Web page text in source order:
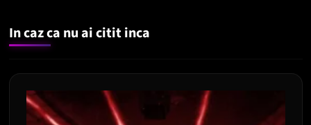
In caz ca nu ai citit inca